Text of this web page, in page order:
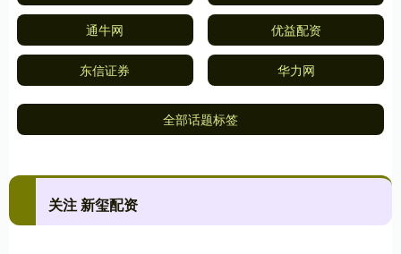
通牛网 优益配资
东信证券 华力网
全部话题标签
关注 新玺配资